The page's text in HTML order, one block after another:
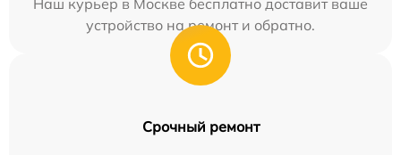
устройство на ремонт и обратно.
Срочный ремонт